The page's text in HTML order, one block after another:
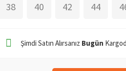
38 40 42 44
Şimdi Satın Alırsanız Bugün